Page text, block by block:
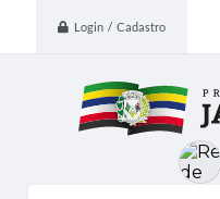
Login / Cadastro